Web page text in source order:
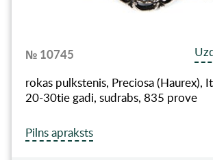
№ 10745
rokas pulkstenis, Preciosa (Haurex),
20-30tie gadi, sudrabs, 835 prove
Pilns apraksts